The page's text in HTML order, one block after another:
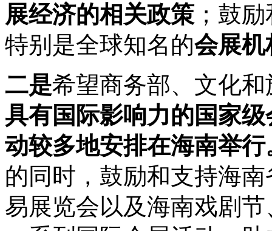
展经济的相关政策 ；鼓
特别是全球知名的会展机
二是希望商务部、文化
具有国际影响力的国家
动较多地安排在海南举行
的同时，鼓励和支持海
易展览会以及海南戏剧